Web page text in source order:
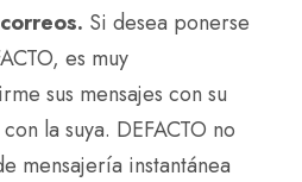
Si desea ponerse
es muy
sus mensajes con su
la suya. DEFACTO no
mensajería instantánea